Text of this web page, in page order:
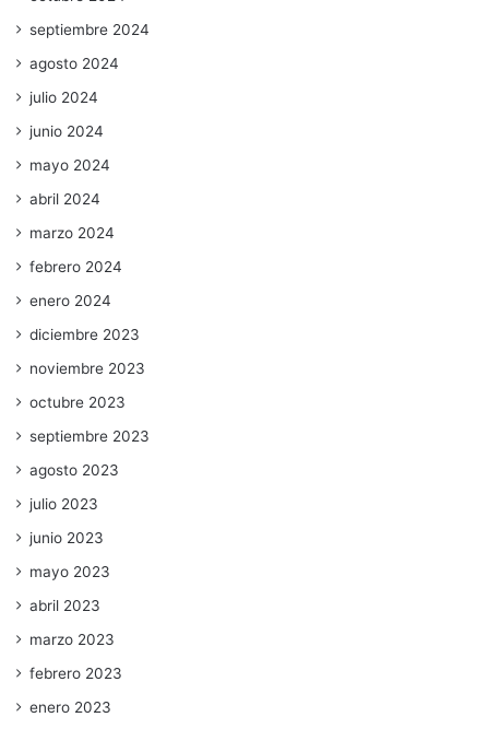
septiembre 2024
agosto 2024
julio 2024
junio 2024
mayo 2024
abril 2024
marzo 2024
febrero 2024
enero 2024
diciembre 2023
noviembre 2023
octubre 2023
septiembre 2023
agosto 2023
julio 2023
junio 2023
mayo 2023
abril 2023
marzo 2023
febrero 2023
enero 2023